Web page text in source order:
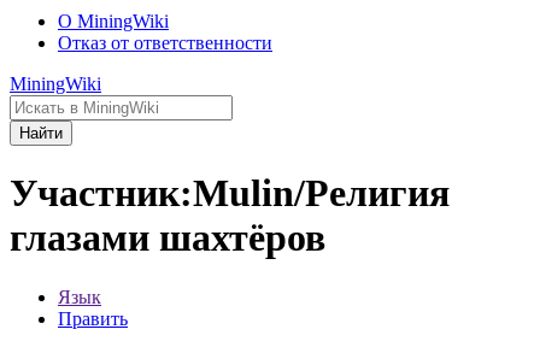
О MiningWiki
Отказ от ответственности
MiningWiki
Найти
Участник:Mulin/Религия
глазами шахтёров
Язык
Править